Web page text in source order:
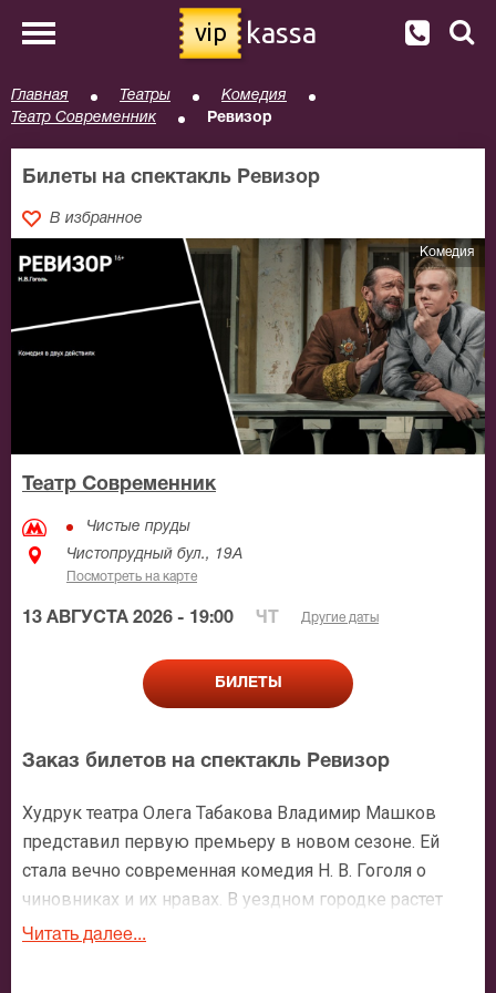
vip kassa
Главная Театры
Комедия
Театр Современник
Ревизор
Билеты на спектакль Ревизор
В избранное
Комедия
Театр Современник
Чистые пруды
Чистопрудный бул., 19А
Посмотреть на карте
13 АВГУСТА 2026 - 19:00 ЧТ Другие даты
БИЛЕТЫ
Заказ билетов на спектакль Ревизор
Худрук театра Олега Табакова Владимир Машков
представил первую премьеру в новом сезоне. Ей
стала вечно современная комедия Н. В. Гоголя о
чиновниках и их нравах. В уездном городке растет
паника среди местных властей − ходят слухи, что с
Читать далее...